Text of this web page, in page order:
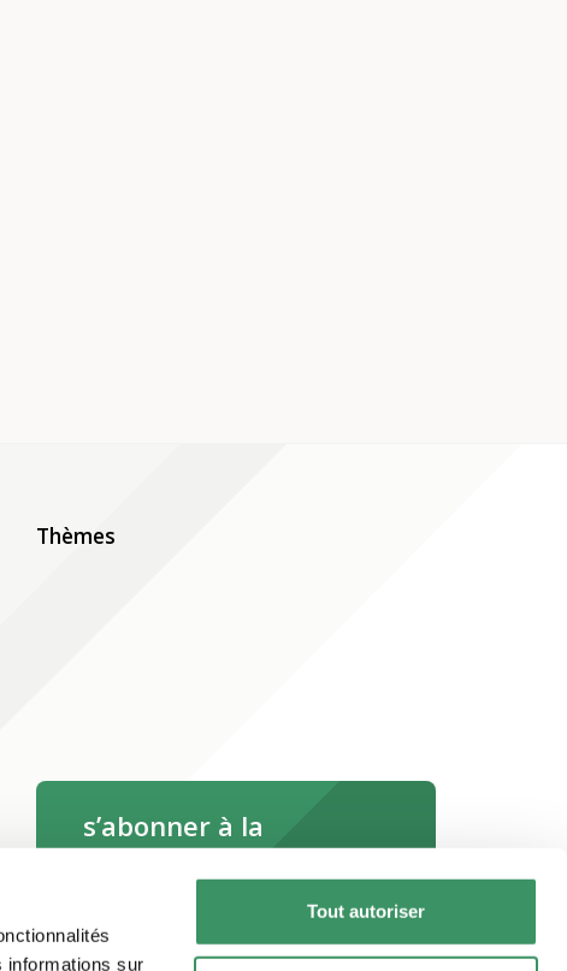
informations sur
Tout autoriser
Thèmes
s’abonner à la
newsletter
s’abonner maintenant